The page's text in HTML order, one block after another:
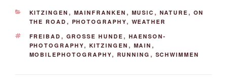
KATEGORIEN
KITZINGEN , MAINFRANKEN , MUSIC , NATURE , ON
THE ROAD , PHOTOGRAPHY, WEATHER
SCHLAGWÖRTER
FREIBAD , GROSSE HUNDE , HAENSON-
PHOTOGRAPHY, KITZINGEN , MAIN ,
MOBILEPHOTOGRAPHY, RUNNING , SCHWIMMEN